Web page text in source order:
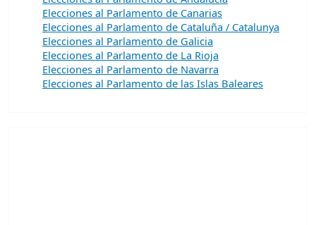
Elecciones al Parlamento de Canarias
Elecciones al Parlamento de Cataluña / Catalunya
Elecciones al Parlamento de Galicia
Elecciones al Parlamento de La Rioja
Elecciones al Parlamento de Navarra
Elecciones al Parlamento de las Islas Baleares